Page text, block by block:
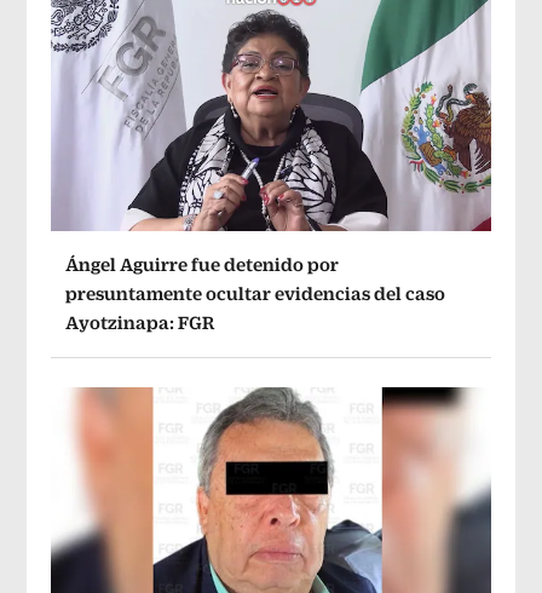
Ángel Aguirre fue detenido por
presuntamente ocultar evidencias del caso
Ayotzinapa: FGR